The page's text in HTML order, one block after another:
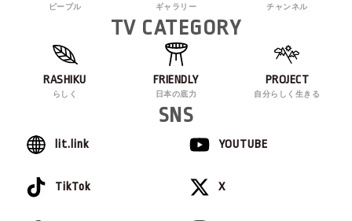
ピープル ギャラリー チャンネル
TV CATEGORY
RASHIKU
らしく
FRIENDLY
日本の底力
PROJECT
自分らしく生きる
SNS
lit.link YOUTUBE
TikTok X